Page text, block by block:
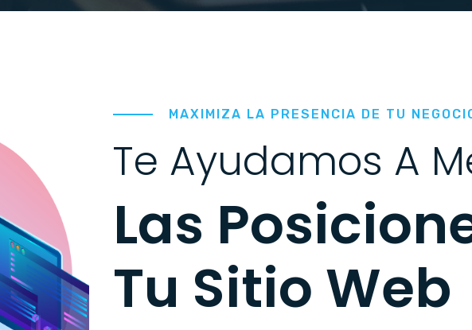
MAXIMIZA LA PRESENCIA DE TU
Te Ayudamos A
Las
Tu Sitio Web